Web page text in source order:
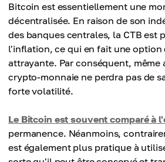
Bitcoin est essentiellement une
décentralisée. En raison de son
des banques centrales, la CTB est
l'inflation, ce qui en fait une option
attrayante. Par conséquent, même
crypto-monnaie ne perdra pas de
forte volatilité.
Le Bitcoin est souvent comparé à
permanence. Néanmoins,
est également plus pratique à